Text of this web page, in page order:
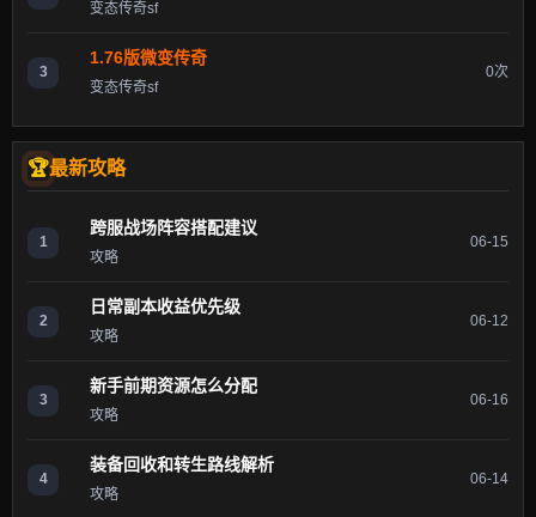
变态传奇sf
3
1.76版微变传奇
变态传奇sf
0次
最新攻略
1
跨服战场阵容搭配建议
攻略
06-15
2
日常副本收益优先级
攻略
06-12
3
新手前期资源怎么分配
攻略
06-16
4
装备回收和转生路线解析
攻略
06-14